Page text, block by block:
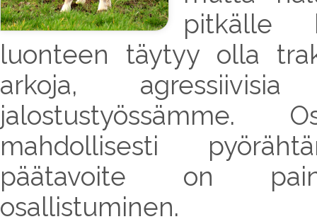
pitkälle
luonteen täytyy olla
arkoja,
jalostustyössämme.
mahdollisesti
päätavoite on
osallistuminen.